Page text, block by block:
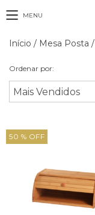
MENU
Início / Mesa Posta /
Ordenar por:
50 % OFF